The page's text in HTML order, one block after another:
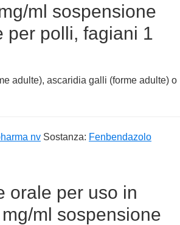
ml sospensione
per polli, fagiani 1
adulte), ascaridia galli (forme adulte) o
nv Sostanza: Fenbendazolo
orale per uso in
ml sospensione